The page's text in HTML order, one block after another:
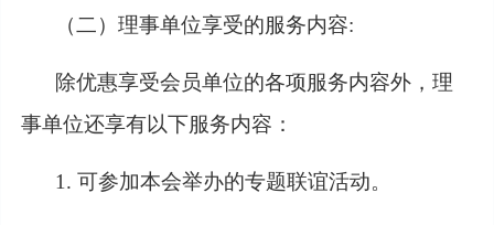
（二）理事单位享受的服务内容:
除优惠享受会员单位的各项服务内容外，理
事单位还享有以下服务内容：
1. 可参加本会举办的专题联谊活动。